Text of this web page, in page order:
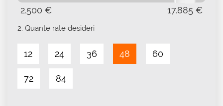
2.500 € 17.885 €
2. Quante rate desideri
12 24 36 48 60
72 84